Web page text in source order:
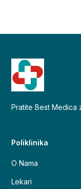
Pratite Best Medica
Poliklinika
O Nama
Lekari